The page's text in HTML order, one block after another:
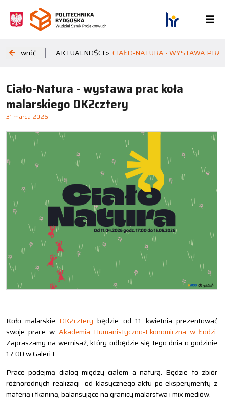
wróć AKTUALNOŚCI > CIAŁO-NATURA - WYSTAWA
Ciało-Natura - wystawa prac koła
malarskiego OK2cztery
31 marca 2026
Koło malarskieOK2cztery będzie od 11 kwietnia prezentować
swoje prace wAkademia Humanistyczno-Ekonomiczna w Łodzi.
Zapraszamy na wernisaż, który odbędzie się tego dnia o godzinie
17:00 w Galeri F.
Prace podejmą dialog między ciałem a naturą. Będzie to zbiór
różnorodnych realizacji- od klasycznego aktu po eksperymenty z
materią i tkaniną, balansujące na granicy malarstwa i mix mediów.